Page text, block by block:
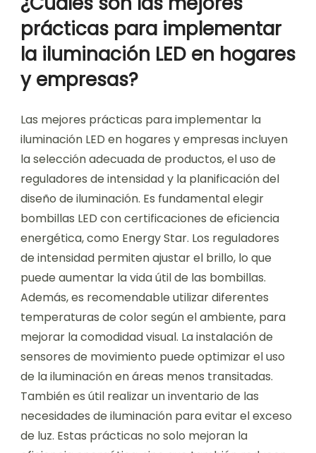
prácticas para implementar
la iluminación LED en hogares
y empresas?
Las mejores prácticas para implementar la
iluminación LED en hogares y empresas incluyen
la selección adecuada de productos, el uso de
reguladores de intensidad y la planificación del
diseño de iluminación. Es fundamental elegir
bombillas LED con certificaciones de eficiencia
energética, como Energy Star. Los reguladores
de intensidad permiten ajustar el brillo, lo que
puede aumentar la vida útil de las bombillas.
Además, es recomendable utilizar diferentes
temperaturas de color según el ambiente, para
mejorar la comodidad visual. La instalación de
sensores de movimiento puede optimizar el uso
de la iluminación en áreas menos transitadas.
También es útil realizar un inventario de las
necesidades de iluminación para evitar el exceso
de luz. Estas prácticas no solo mejoran la